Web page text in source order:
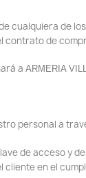
cualquiera de
de
a ARMERIA
personal a
de acceso y
en el